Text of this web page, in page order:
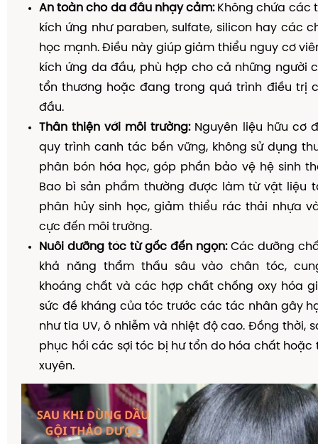
An toàn cho da đầu nhạy cảm:Không chứa các
kích ứng như paraben, sulfate, silicon hay các
học mạnh. Điều này giúp giảm thiểu nguy cơ
kích ứng da đầu, phù hợp cho cả những người
tổn thương hoặc đang trong quá trình điều trị
đầu.
Thân thiện với môi trường:Nguyên liệu hữu cơ
quy trình canh tác bền vững, không sử dụng
phân bón hóa học, góp phần bảo vệ hệ sinh
Bao bì sản phẩm thường được làm từ vật liệu
phân hủy sinh học, giảm thiểu rác thải nhựa
cực đến môi trường.
Nuôi dưỡng tóc từ gốc đến ngọn:Các dưỡng
khả năng thẩm thấu sâu vào chân tóc,
khoáng chất và các hợp chất chống oxy hóa
sức đề kháng của tóc trước các tác nhân gây
như tia UV, ô nhiễm và nhiệt độ cao. Đồng thời,
phục hồi các sợi tóc bị hư tổn do hóa chất hoặc
xuyên.